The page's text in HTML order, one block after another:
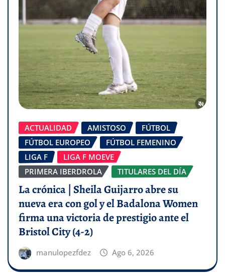
ACTUALIDAD AMISTOSO
FÚTBOL
FÚTBOL EUROPEO
FÚTBOL FEMENINO
LIGA F
LIGA F MOEVE
PRIMERA IBERDROLA
TITULARES DEL DÍA
La crónica | Sheila Guijarro abre su
nueva era con gol y el Badalona Women
firma una victoria de prestigio ante el
Bristol City (4-2)
manulopezfdez Ago 6, 2026